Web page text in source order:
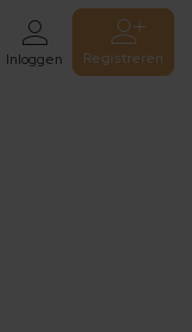
Inloggen Registreren